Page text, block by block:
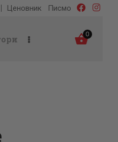
Ценовник Писмо
0